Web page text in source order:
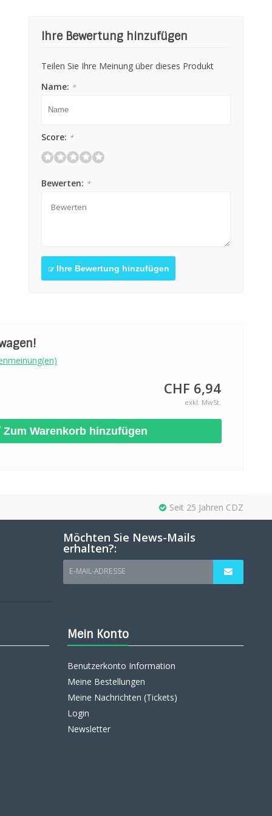
Ihre Bewertung hinzufügen
Teilen Sie Ihre Meinung über dieses Produkt
Name: *
Score: *
Bewerten: *
Ihre Bewertung hinzufügen
CHF 6,94
exkl. MwSt.
Zum Warenkorb hinzufügen
Seit 25 Jahren CDZ
Möchten Sie News-Mails
erhalten?:
E-MAIL-ADRESSE
Mein Konto
Benutzerkonto Information
Meine Bestellungen
Meine Nachrichten (Tickets)
Login
Newsletter